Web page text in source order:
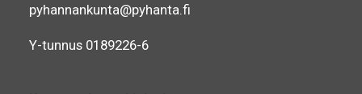
pyhannankunta@pyhanta.fi
Y-tunnus 0189226-6